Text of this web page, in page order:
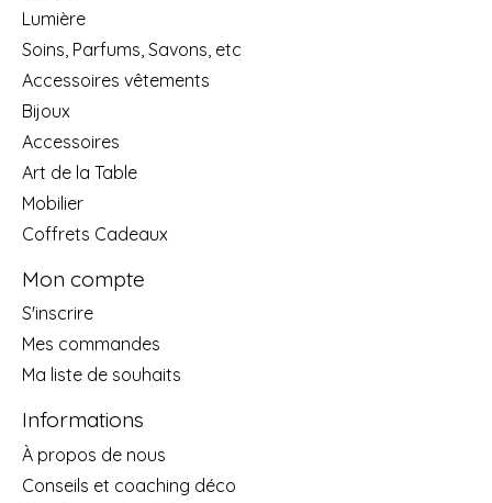
Lumière
Soins, Parfums, Savons, etc
Accessoires vêtements
Bijoux
Accessoires
Art de la Table
Mobilier
Coffrets Cadeaux
Mon compte
S'inscrire
Mes commandes
Ma liste de souhaits
Informations
À propos de nous
Conseils et coaching déco